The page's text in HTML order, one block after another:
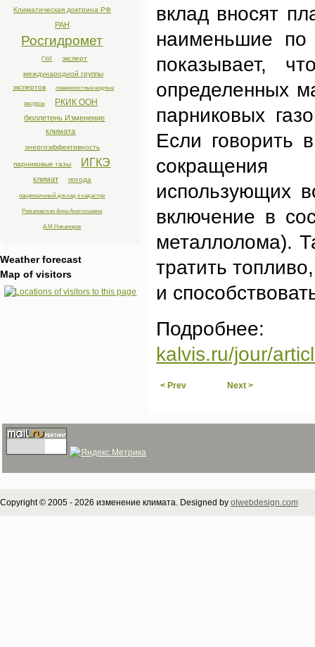
вклад вносят
наименьшие по
показывает,
определенных
парниковых
Если говорить
сокращения
использующих
включение в
металлолома).
тратить
и
kalvis.ru/jour/
< Prev Next >
Климатическая доктрина РФ
РАН
Росгидромет
ГХИ
эксперт
международной группы
экспертов
поверхностные водные
ресурсы РКИК ООН
бюллетень Изменение
климата
энергоэффективность
парниковые газы ИГКЭ
климат погода
национальный доклад о кадастре
Романовская Анна Анатольевна
А.М.Никаноров
Weather forecast
Map of visitors
Copyright © 2005 - 2026 изменение климата. Designed by olwebdesign.com